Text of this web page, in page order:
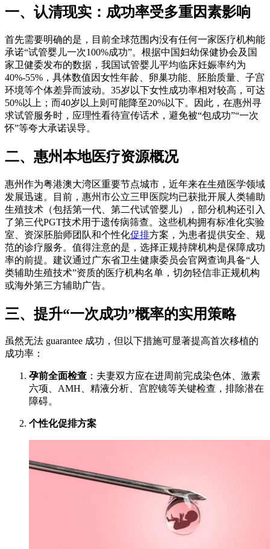
一、认清现实：成功率受多重因素影响
首先需要明确的是，目前全球范围内没有任何一家医疗机构能
承诺“试管婴儿一次100%成功”。根据中国妇幼保健协会及国
家卫健委发布的数据，我国试管婴儿平均临床妊娠率约为
40%-55%，具体数值因女性年龄、卵巢功能、胚胎质量、子宫
环境等个体差异而波动。35岁以下女性成功率相对较高，可达
50%以上；而40岁以上则可能降至20%以下。因此，在惠州寻
求试管服务时，应理性看待宣传话术，避免被“包成功”“一次
怀”等夸大承诺误导。
二、惠州本地医疗资源概况
惠州作为粤港澳大湾区重要节点城市，近年来在生殖医学领域
发展迅速。目前，惠州市公立三甲医院均已获批开展人类辅助
生殖技术（包括第一代、第二代试管婴儿），部分机构还引入
了第三代PGT技术用于遗传病筛查。这些机构拥有标准化实验
室、资深胚胎师团队和个性化促排方案，为患者提供安全、规
范的诊疗服务。值得注意的是，选择正规持牌机构是保障成功
率的前提。建议通过广东省卫生健康委员会官网查询具备“人
类辅助生殖技术”资质的医疗机构名单，切勿轻信非正规机构
或海外第三方辅助广告。
三、提升“一次成功”概率的实用策略
虽然无法 guarantee 成功，但以下措施可显著提高首次移植的
成功率：
孕前全面检查 ：夫妻双方应在进周前完成染色体、激素
六项、AMH、精液分析、宫腔镜等关键检查，排除潜在
障碍。
个性化促排方案